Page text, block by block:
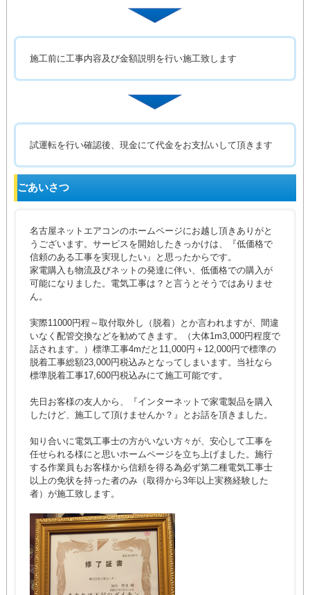
施工前に工事内容及び金額説明を行い施工致します
試運転を行い確認後、現金にて代金をお支払いして頂きます
ごあいさつ
名古屋ネットエアコンのホームページにお越し頂きありがと
うございます。サービスを開始したきっかけは、『低価格で
信頼のある工事を実現したい』と思ったからです。
家電購入も物流及びネットの発達に伴い、低価格での購入が
可能になりました。電気工事は？と言うとそうではありませ
ん。
実際11000円程～取付取外し（脱着）とか言われますが、間違
いなく配管交換などを勧めてきます。（大体1m3,000円程度で
話されます。）標準工事4mだと11,000円＋12,000円で標準の
脱着工事総額23,000円税込みとなってしまいます。当社なら
標準脱着工事17,600円税込みにて施工可能です。
先日お客様の友人から、『インターネットで家電製品を購入
したけど、施工して頂けませんか？』とお話を頂きました。
知り合いに電気工事士の方がいない方々が、安心して工事を
任せられる様にと思いホームページを立ち上げました。施行
する作業員もお客様から信頼を得る為必ず第二種電気工事士
以上の免状を持った者のみ（取得から3年以上実務経験した
者）が施工致します。